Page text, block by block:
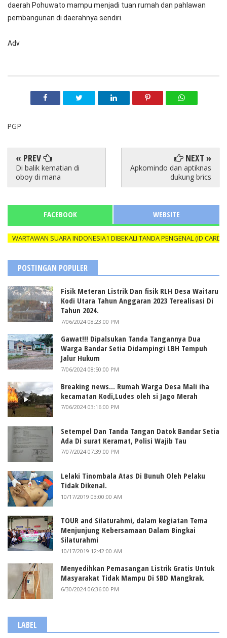
daerah Pohuwato mampu menjadi tuan rumah dan pahlawan
pembangunan di daerahnya sendiri.
Adv
PGP
« PREV
Di balik kematian di
oboy di mana
NEXT »
Apkomindo dan aptiknas
dukung brics
FACEBOOK WEBSITE
SUARA INDONESIA1 DIBEKALI TANDA PENGENAL (ID CARD)
POSTINGAN POPULER
Fisik Meteran Listrik Dan fisik RLH Desa Waitaru
Kodi Utara Tahun Anggaran 2023 Terealisasi Di
Tahun 2024.
7/06/2024 08:23:00 PM
Gawat!!! Dipalsukan Tanda Tangannya Dua
Warga Bandar Setia Didampingi LBH Tempuh
Jalur Hukum
7/06/2024 08:50:00 PM
Breaking news... Rumah Warga Desa Mali iha
kecamatan Kodi,Ludes oleh si Jago Merah
7/06/2024 03:16:00 PM
Setempel Dan Tanda Tangan Datok Bandar Setia
Ada Di surat Keramat, Polisi Wajib Tau
7/07/2024 07:39:00 PM
Lelaki Tinombala Atas Di Bunuh Oleh Pelaku
Tidak Dikenal.
10/17/2019 03:00:00 AM
TOUR and Silaturahmi, dalam kegiatan Tema
Menjunjung Kebersamaan Dalam Bingkai
Silaturahmi
10/17/2019 12:42:00 AM
Menyedihkan Pemasangan Listrik Gratis Untuk
Masyarakat Tidak Mampu Di SBD Mangkrak.
6/30/2024 06:36:00 PM
LABEL